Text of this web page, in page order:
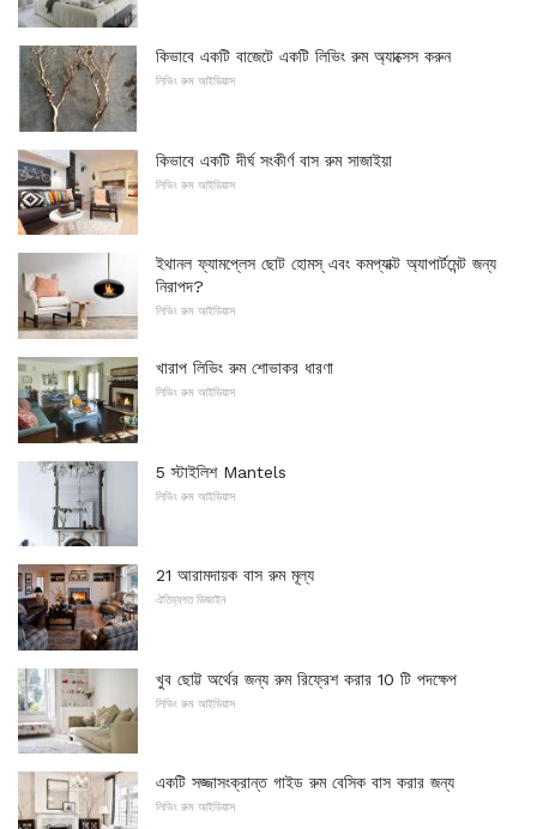
কিভাবে একটি বাজেটে একটি লিভিং রুম অ্যাক্সেস করুন
লিভিং রুম আইডিয়াস
কিভাবে একটি দীর্ঘ সংকীর্ণ বাস রুম সাজাইয়া
লিভিং রুম আইডিয়াস
ইথানল ফ্যামপ্লেস ছোট হোমস্ এবং কমপ্যাক্ট অ্যাপার্টমেন্ট জন্য
নিরাপদ?
লিভিং রুম আইডিয়াস
খারাপ লিভিং রুম শোভাকর ধারণা
লিভিং রুম আইডিয়াস
5 স্টাইলিশ Mantels
লিভিং রুম আইডিয়াস
21 আরামদায়ক বাস রুম মূল্য
ঐতিহ্যগত ডিজাইন
খুব ছোট্ট অর্থের জন্য রুম রিফ্রেশ করার 10 টি পদক্ষেপ
লিভিং রুম আইডিয়াস
একটি সজ্জাসংক্রান্ত গাইড রুম বেসিক বাস করার জন্য
লিভিং রুম আইডিয়াস